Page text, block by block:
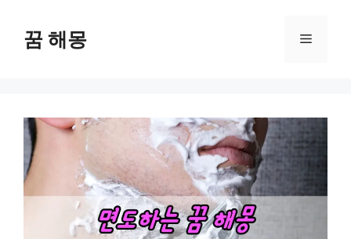
꿈 해몽 메